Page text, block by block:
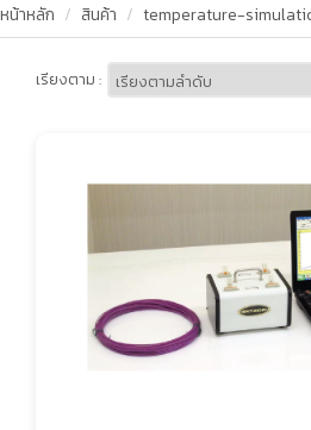
OUR WORKS
CALIBRATION
หน้าหลัก สินค้า temperature-
เรียงตาม :